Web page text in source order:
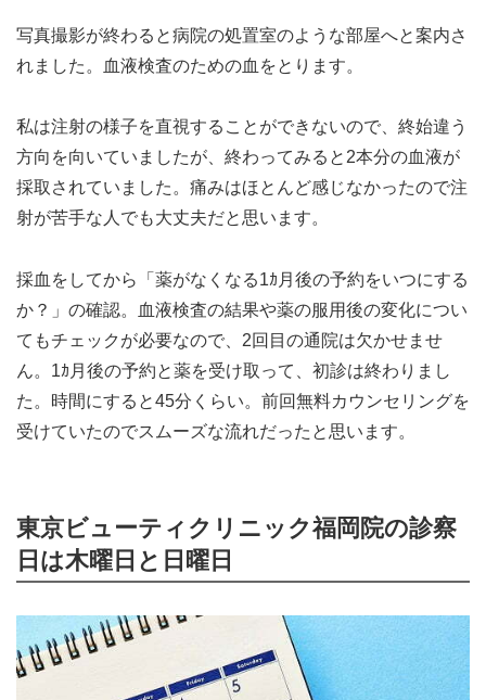
写真撮影が終わると病院の処置室のような部屋へと案内さ
れました。血液検査のための血をとります。
私は注射の様子を直視することができないので、終始違う
方向を向いていましたが、終わってみると2本分の血液が
採取されていました。痛みはほとんど感じなかったので注
射が苦手な人でも大丈夫だと思います。
採血をしてから「薬がなくなる1ｶ月後の予約をいつにする
か？」の確認。血液検査の結果や薬の服用後の変化につい
てもチェックが必要なので、2回目の通院は欠かせませ
ん。1ｶ月後の予約と薬を受け取って、初診は終わりまし
た。時間にすると45分くらい。前回無料カウンセリングを
受けていたのでスムーズな流れだったと思います。
東京ビューティクリニック福岡院の診察
日は木曜日と日曜日